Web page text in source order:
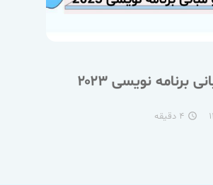
برنامه نویسی ۲۰۲۳
access_time